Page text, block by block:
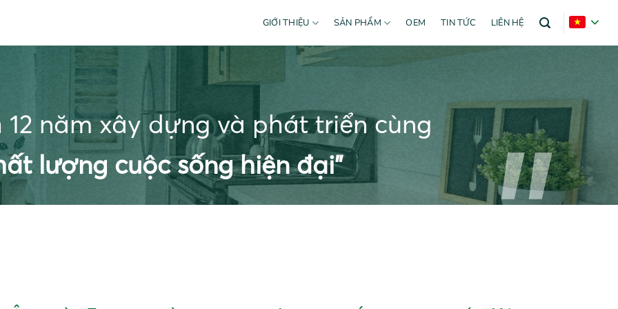
GIỚI THIỆU SẢN PHẨM OEM TIN TỨC LIÊN HỆ
năm xây dựng và phát triển cùng
lượng cuộc sống hiện đại”